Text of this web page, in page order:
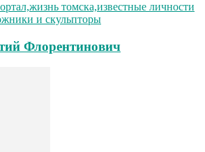
томска,известные личности
и скульпторы
Флорентинович